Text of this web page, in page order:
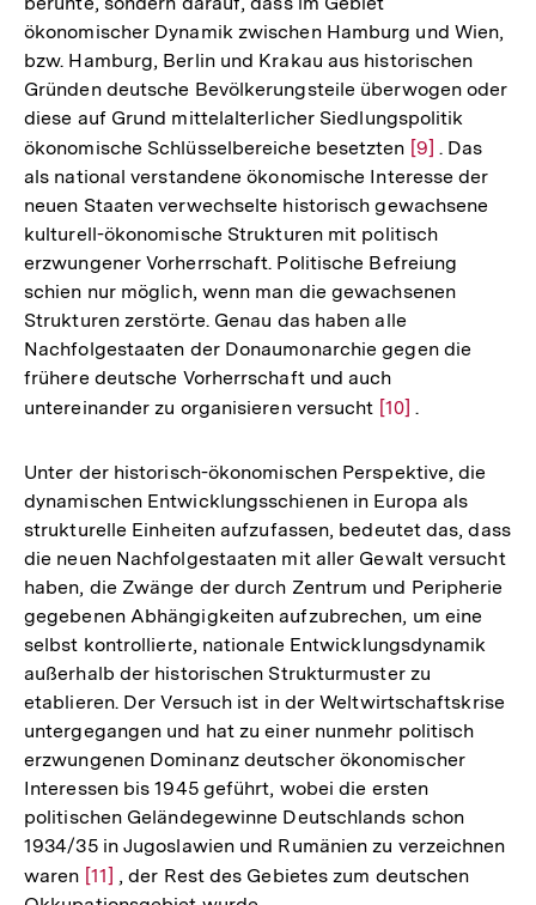
ökonomischer Dynamik zwischen Hamburg und Wien,
bzw. Hamburg, Berlin und Krakau aus historischen
Gründen deutsche Bevölkerungsteile überwogen oder
diese auf Grund mittelalterlicher Siedlungspolitik
ökonomische Schlüsselbereiche besetzten Zur
Auflösung
der
Fußnote
[9] . Das
als national verstandene ökonomische Interesse der
neuen Staaten verwechselte historisch gewachsene
kulturell-ökonomische Strukturen mit politisch
erzwungener Vorherrschaft. Politische Befreiung
schien nur möglich, wenn man die gewachsenen
Strukturen zerstörte. Genau das haben alle
Nachfolgestaaten der Donaumonarchie gegen die
frühere deutsche Vorherrschaft und auch
untereinander zu organisieren versucht Zur
der
Fußnote
[10] .
Unter der historisch-ökonomischen Perspektive, die
dynamischen Entwicklungsschienen in Europa als
strukturelle Einheiten aufzufassen, bedeutet das, dass
die neuen Nachfolgestaaten mit aller Gewalt versucht
haben, die Zwänge der durch Zentrum und Peripherie
gegebenen Abhängigkeiten aufzubrechen, um eine
selbst kontrollierte, nationale Entwicklungsdynamik
außerhalb der historischen Strukturmuster zu
etablieren. Der Versuch ist in der Weltwirtschaftskrise
untergegangen und hat zu einer nunmehr politisch
erzwungenen Dominanz deutscher ökonomischer
Interessen bis 1945 geführt, wobei die ersten
politischen Geländegewinne Deutschlands schon
1934/35 in Jugoslawien und Rumänien zu verzeichnen
waren Zur
[11] , der Rest des Gebietes zum deutschen